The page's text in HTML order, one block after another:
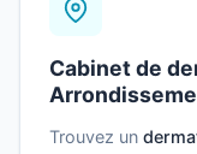
Cabinet de
Trouvez un